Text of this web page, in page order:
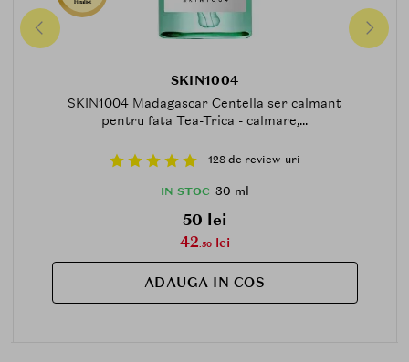
SKIN1004
SKIN1004 Madagascar Centella ser calmant
pentru fata Tea-Trica - calmare,...
128 de review-uri
IN STOC 30 ml
50 lei
42.50lei
ADAUGA IN COS